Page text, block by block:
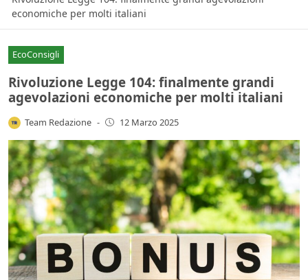
economiche per molti italiani
EcoConsigli
Rivoluzione Legge 104: finalmente grandi
agevolazioni economiche per molti italiani
Team Redazione - 12 Marzo 2025